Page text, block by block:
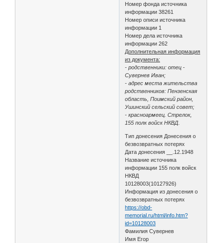
Номер фонда источника
информации 38261
Номер описи источника
информации 1
Номер дела источника
информации 262
Дополнительная информация
из документа:
- родственники: отец -
Сувернев Иван;
- адрес места жительства
родственников: Пензенская
область, Поимский район,
Ушинский сельский совет;
- красноармеец. Стрелок,
155 полк войск НКВД.
Тип донесения Донесения о
безвозвратных потерях
Дата донесения __.12.1948
Название источника
информации 155 полк войск
НКВД
10128003(10127926)
Информация из донесения о
безвозвратных потерях
https://obd-
memorial.ru/html/info.htm?
id=10128003
Фамилия Сувернев
Имя Егор